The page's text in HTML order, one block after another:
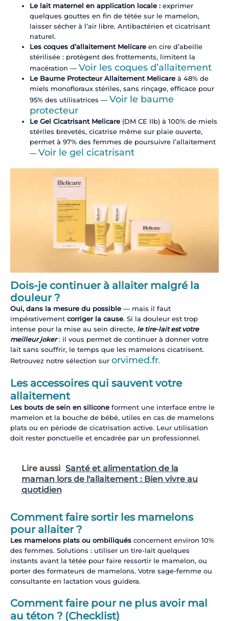
Le lait maternel en application locale : exprimer
quelques gouttes en fin de tétée sur le mamelon,
laisser sécher à l’air libre. Antibactérien et cicatrisant
naturel.
Les coques d’allaitement Melicare en cire d’abeille
stérilisée : protègent des frottements, limitent la
macération — Voir les coques d’allaitement
Le Baume Protecteur Allaitement Melicare à 48% de
miels monofloraux stériles, sans rinçage, efficace pour
95% des utilisatrices — Voir le baume
protecteur
Le Gel Cicatrisant Melicare (DM CE IIb) à 100% de miels
stériles brevetés, cicatrise même sur plaie ouverte,
permet à 97% des femmes de poursuivre l’allaitement
— Voir le gel cicatrisant
Dois-je continuer à allaiter malgré la
douleur ?
Oui, dans la mesure du possible— mais il faut
impérativement corriger la cause. Si la douleur est trop
intense pour la mise au sein directe, le tire-lait est votre
meilleur joker: il vous permet de continuer à donner votre
lait sans souffrir, le temps que les mamelons cicatrisent.
Retrouvez notre sélection sur orvimed.fr.
Les accessoires qui sauvent votre
allaitement
Les bouts de sein en siliconeforment une interface entre le
mamelon et la bouche de bébé, utiles en cas de mamelons
plats ou en période de cicatrisation active. Leur utilisation
doit rester ponctuelle et encadrée par un professionnel.
Lire aussi Santé et alimentation de la
maman lors de l'allaitement : Bien vivre au
quotidien
Comment faire sortir les mamelons
pour allaiter ?
Les mamelons plats ou ombiliquésconcernent environ 10%
des femmes. Solutions : utiliser un tire-lait quelques
instants avant la tétée pour faire ressortir le mamelon, ou
porter des formateurs de mamelons. Votre sage-femme ou
consultante en lactation vous guidera.
Comment faire pour ne plus avoir mal
au téton ? (Checklist)